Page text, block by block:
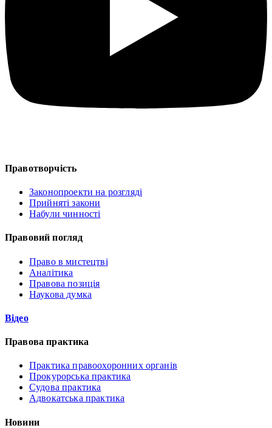
Правотворчість
Законопроекти на розгляді
Прийняті закони
Набули чинності
Правовий погляд
Право в мистецтві
Аналітика
Правова позиція
Наукова думка
Відео
Правова практика
Практика правоохоронних органів
Прокурорська практика
Судова практика
Адвокатська практика
Новини